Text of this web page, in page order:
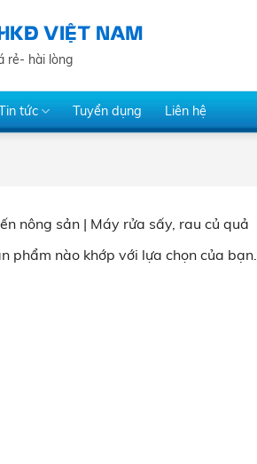
VIỆT NAM
rẻ- hài lòng
tức Tuyển dụng Liên hệ
nông sản | Máy rửa sấy, rau củ quả
phẩm nào khớp với lựa chọn của bạn.